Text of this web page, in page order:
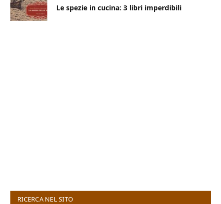
Le spezie in cucina: 3 libri imperdibili
RICERCA NEL SITO